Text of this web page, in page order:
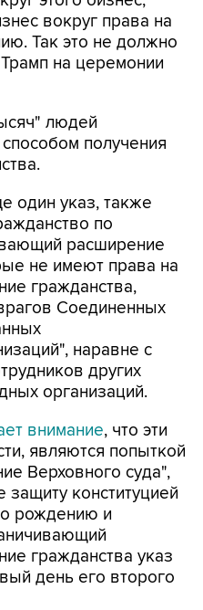
вокруг права на
Так это не должно
на церемонии
людей
получения
один указ, также
по
расширение
не имеют права на
гражданства,
Соединенных
наравне с
других
организаций.
внимание, что эти
являются попыткой
Верховного суда",
конституцией
рождению и
гражданства указ
день его второго